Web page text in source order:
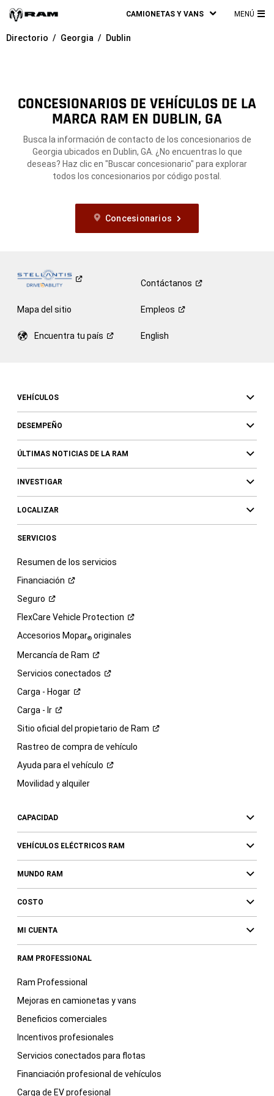
CAMIONETAS Y VANS MENÚ
Directorio Georgia Dublin
CONCESIONARIOS DE VEHÍCULOS DE LA
MARCA RAM EN DUBLIN, GA
Busca la información de contacto de los concesionarios de
Georgia ubicados en Dublin, GA. ¿No encuentras lo que
deseas? Haz clic en "Buscar concesionario" para explorar
todos los concesionarios por código postal.
Concesionarios
Contáctanos
Mapa del sitio Empleos
Encuentra tu país English
VEHÍCULOS
DESEMPEÑO
ÚLTIMAS NOTICIAS DE LA RAM
INVESTIGAR
LOCALIZAR
SERVICIOS
Resumen de los servicios
Financiación
Seguro
FlexCare Vehicle Protection
Accesorios Mopar®originales
Mercancía de Ram
Servicios conectados
Carga - Hogar
Carga - Ir
Sitio oficial del propietario de Ram
Rastreo de compra de vehículo
Ayuda para el vehículo
Movilidad y alquiler
CAPACIDAD
VEHÍCULOS ELÉCTRICOS RAM
MUNDO RAM
COSTO
MI CUENTA
RAM PROFESSIONAL
Ram Professional
Mejoras en camionetas y vans
Beneficios comerciales
Incentivos profesionales
Servicios conectados para flotas
Financiación profesional de vehículos
Carga de EV profesional